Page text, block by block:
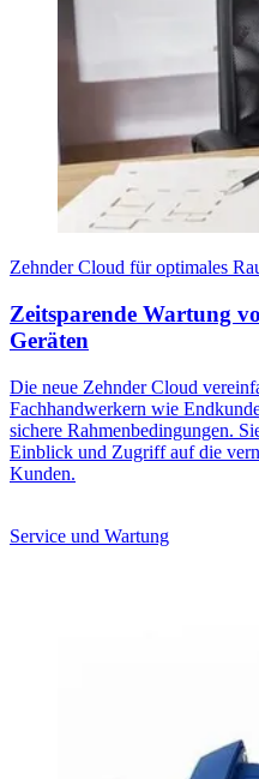
Zehnder Cloud für optimales
Zeitsparende Wartung
Geräten
Die neue Zehnder Cloud
Fachhandwerkern wie
sichere Rahmenbedingungen.
Einblick und Zugriff auf die
Kunden.
Service und Wartung